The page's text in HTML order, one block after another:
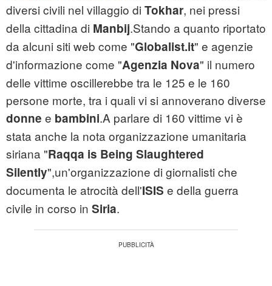
diversi civili nel villaggio di Tokhar, nei pressi
della cittadina di Manbij.Stando a quanto riportato
da alcuni siti web come "Globalist.it" e agenzie
d'informazione come "Agenzia Nova" il numero
delle vittime oscillerebbe tra le 125 e le 160
persone morte, tra i quali vi si annoverano diverse
donne e bambini.A parlare di 160 vittime vi è
stata anche la nota organizzazione umanitaria
siriana "Raqqa is Being Slaughtered
Silently",un'organizzazione di giornalisti che
documenta le atrocità dell'ISIS e della guerra
civile in corso in Siria.